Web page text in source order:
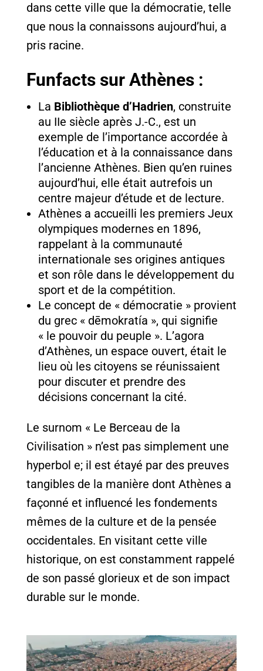
dans cette ville que la démocratie, telle
que nous la connaissons aujourd’hui, a
pris racine.
Funfacts sur Athènes :
La Bibliothèque d’Hadrien, construite
au IIe siècle après J.-C., est un
exemple de l’importance accordée à
l’éducation et à la connaissance dans
l’ancienne Athènes. Bien qu’en ruines
aujourd’hui, elle était autrefois un
centre majeur d’étude et de lecture.
Athènes a accueilli les premiers Jeux
olympiques modernes en 1896,
rappelant à la communauté
internationale ses origines antiques
et son rôle dans le développement du
sport et de la compétition.
Le concept de « démocratie » provient
du grec « dēmokratía », qui signifie
« le pouvoir du peuple ». L’agora
d’Athènes, un espace ouvert, était le
lieu où les citoyens se réunissaient
pour discuter et prendre des
décisions concernant la cité.
Le surnom « Le Berceau de la
Civilisation » n’est pas simplement une
hyperbol e; il est étayé par des preuves
tangibles de la manière dont Athènes a
façonné et influencé les fondements
mêmes de la culture et de la pensée
occidentales. En visitant cette ville
historique, on est constamment rappelé
de son passé glorieux et de son impact
durable sur le monde.